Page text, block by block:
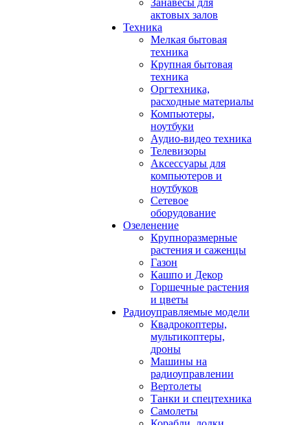
Занавесы для
актовых залов
Техника
Мелкая бытовая
техника
Крупная бытовая
техника
Оргтехника,
расходные материалы
Компьютеры,
ноутбуки
Аудио-видео техника
Телевизоры
Аксессуары для
компьютеров и
ноутбуков
Сетевое
оборудование
Озеленение
Крупноразмерные
растения и саженцы
Газон
Кашпо и Декор
Горшечные растения
и цветы
Радиоуправляемые модели
Квадрокоптеры,
мультикоптеры,
дроны
Машины на
радиоуправлении
Вертолеты
Танки и спецтехника
Самолеты